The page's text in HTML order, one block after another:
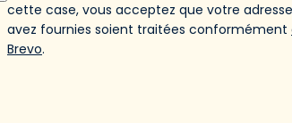
cette case, vous acceptez que votre
avez fournies soient traitées conformément
Brevo.